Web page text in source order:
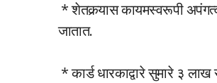
* शेतकर्‍यास कायमस्वरूपी
जातात.
* कार्ड धारकाद्वारे सुमारे ३